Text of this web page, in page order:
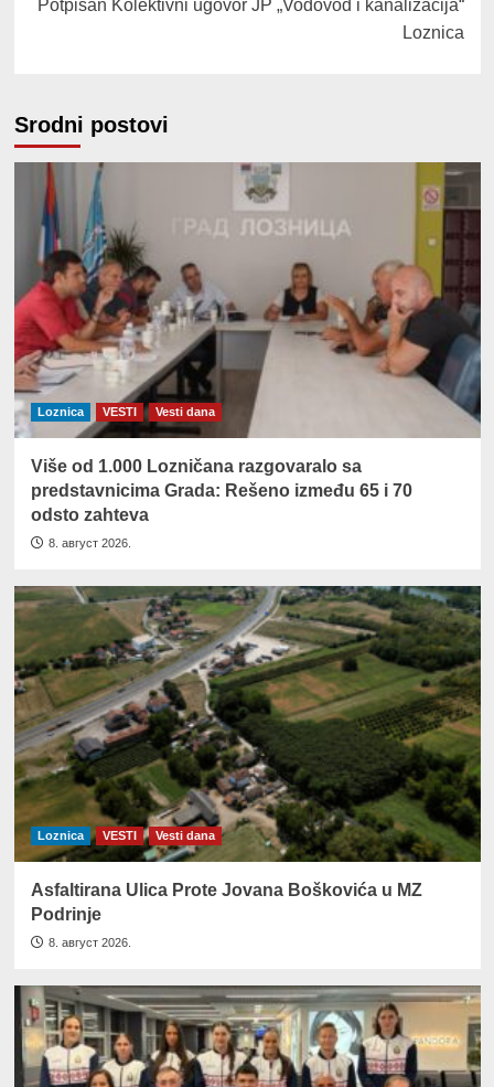
Potpisan Kolektivni ugovor JP „Vodovod i kanalizacija“
Loznica
Srodni postovi
Loznica VESTI Vesti dana
Više od 1.000 Lozničana razgovaralo sa
predstavnicima Grada: Rešeno između 65 i 70
odsto zahteva
8. август 2026.
Loznica VESTI Vesti dana
Asfaltirana Ulica Prote Jovana Boškovića u MZ
Podrinje
8. август 2026.